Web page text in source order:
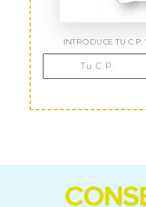
INTRODUCE TU C.P.